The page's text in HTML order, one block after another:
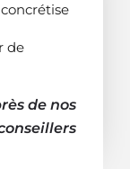
de
de nos